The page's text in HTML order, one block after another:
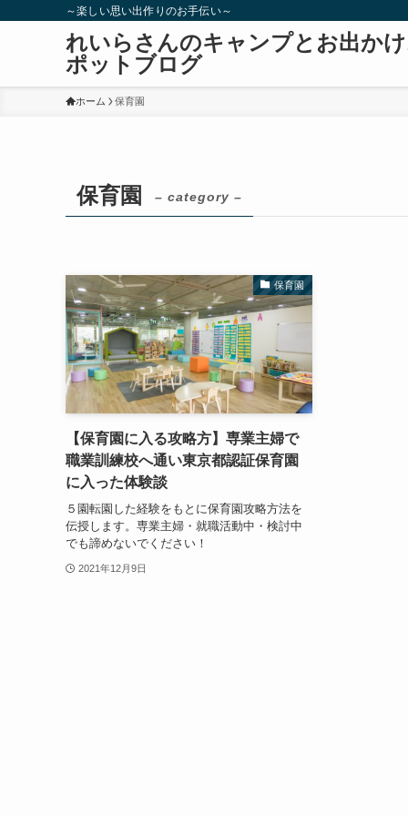
～楽しい思い出作りのお手伝い～
れいらさんのキャンプとお出か
ポットブログ
ホーム 保育園
保育園 – category –
保育園
【保育園に入る攻略方】専業主婦で
職業訓練校へ通い東京都認証保育園
に入った体験談
５園転園した経験をもとに保育園攻略方法を
伝授します。専業主婦・就職活動中・検討中
でも諦めないでください！
2021年12月9日